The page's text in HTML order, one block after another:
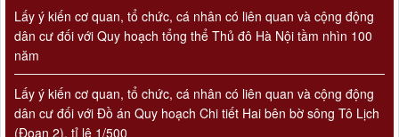
Lấy ý kiến cơ quan, tổ chức, cá nhân có liên quan và cộng động
dân cư đối với Quy hoạch tổng thể Thủ đô Hà Nội tầm nhìn 100
năm
Lấy ý kiến cơ quan, tổ chức, cá nhân có liên quan và cộng động
dân cư đối với Đồ án Quy hoạch Chi tiết Hai bên bờ sông Tô Lịch
(Đoạn 2), tỉ lệ 1/500